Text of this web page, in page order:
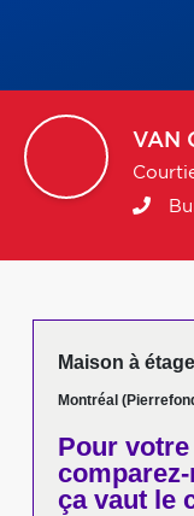
VAN
Maison à
Montréal
Pour votre
ça vaut le